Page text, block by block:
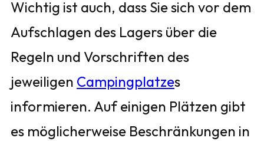
Wichtig ist auch, dass Sie sich vor dem
Aufschlagen des Lagers über die
Regeln und Vorschriften des
jeweiligen Campingplatzes
informieren. Auf einigen Plätzen gibt
es möglicherweise Beschränkungen in